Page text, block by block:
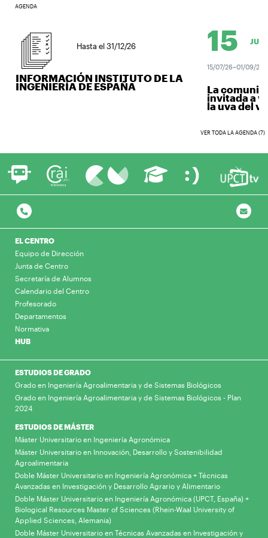
AGENDA
Hasta el 31/12/26
INFORMACIÓN INSTITUTO DE LA
INGENIERÍA DE ESPAÑA
15 JUL.
15/07/26–01/09/26
La
invitada a
la uva del
VER TODA LA AGENDA (7)
EL CENTRO
Equipo de Dirección
Junta de Centro
Secretaría de Alumnos
Calendario del Centro
Profesorado
Departamentos
Normativa
HUB
ESTUDIOS DE GRADO
Grado en Ingeniería Agroalimentaria y de Sistemas Biológicos
Grado en Ingeniería Agroalimentaria y de Sistemas Biológicos - Plan
2024
ESTUDIOS DE MÁSTER
Máster Universitario en Ingeniería Agronómica
Máster Universitario en Innovación, Desarrollo y Sostenibilidad
Agroalimentaria
Doble Máster Universitario en Ingeniería Agronómica + Técnicas
Avanzadas en Investigación y Desarrollo Agrario y Alimentario
Doble Máster Universitario en Ingeniería Agronómica (UPCT, España) +
Biological Resources Master of Sciences (Rhein-Waal University of
Applied Sciences, Alemania)
Doble Máster Universitario en Técnicas Avanzadas en Investigación y